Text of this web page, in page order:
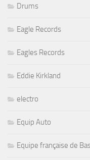
Drums
Eagle Records
Eagles Records
Eddie Kirkland
electro
Equip Auto
Equipe française de